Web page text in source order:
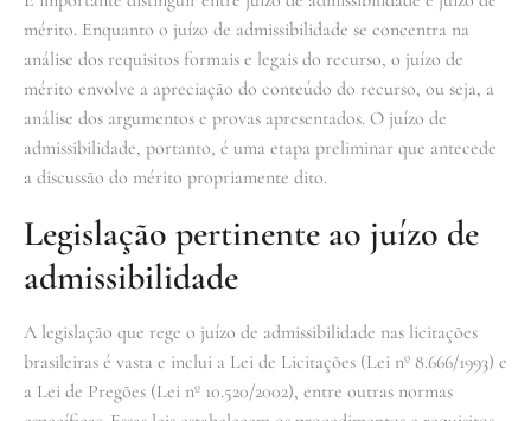
mérito. Enquanto o juízo de admissibilidade se concentra na
análise dos requisitos formais e legais do recurso, o juízo de
mérito envolve a apreciação do conteúdo do recurso, ou seja, a
análise dos argumentos e provas apresentados. O juízo de
admissibilidade, portanto, é uma etapa preliminar que antecede
a discussão do mérito propriamente dito.
Legislação pertinente ao juízo de
admissibilidade
A legislação que rege o juízo de admissibilidade nas licitações
brasileiras é vasta e inclui a Lei de Licitações (Lei nº 8.666/1993) e
a Lei de Pregões (Lei nº 10.520/2002), entre outras normas